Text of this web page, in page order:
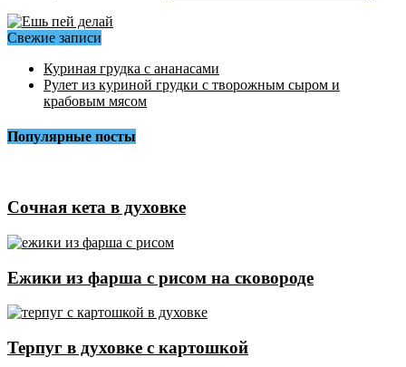
Свежие записи
Куриная грудка с ананасами
Рулет из куриной грудки с творожным сыром и
крабовым мясом
Популярные посты
Сочная кета в духовке
Ежики из фарша с рисом на сковороде
Терпуг в духовке с картошкой